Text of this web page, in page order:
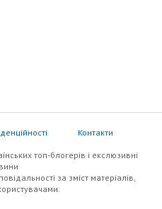
Контакти
топ-блогерів i екслюзивнi
за зміст матеріалів,